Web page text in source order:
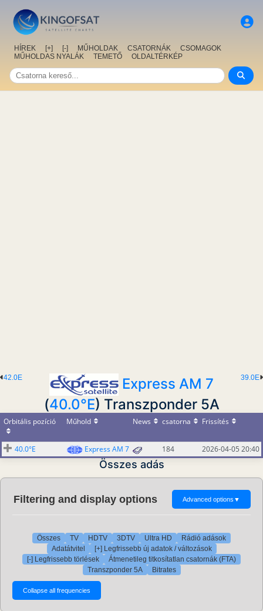
HÍREK [+] [-] MŰHOLDAK CSATORNÁK
CSOMAGOK
MŰHOLDAS NYALÁK
TEMETŐ OLDALTÉRKÉP
39.0E
42.0E
Express AM 7
(40.0°E) Transzponder 5A
Orbitális pozíció Műhold News csatorna Frissítés
40.0°E Express AM 7 184 2026-04-05 20:40
Összes adás
Filtering and display options Advanced options ▼
Összes TV HDTV 3DTV Ultra HD
Rádió adások
Adatátvitel
[+] Legfrissebb új adatok / változások
[-] Legfrissebb törlések
Átmenetileg titkosítatlan csatornák (FTA)
Transzponder 5A
Bitrates